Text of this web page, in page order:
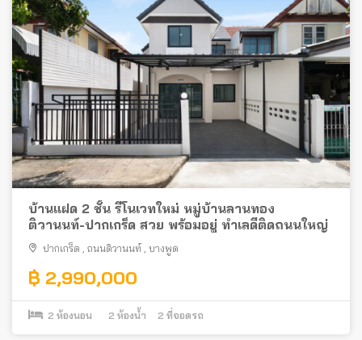
บ้านแฝด 2 ชั้น รีโนเวทใหม่ หมู่บ้านลานทอง
ติวานนท์-ปากเกร็ด สวย พร้อมอยู่ ทำเลดีติดถนนใหญ่
ปากเกร็ด , ถนนติวานนท์ , บางพูด
฿ 2,990,000
2 ห้องนอน 2 ห้องน้ำ 2 ที่จอดรถ